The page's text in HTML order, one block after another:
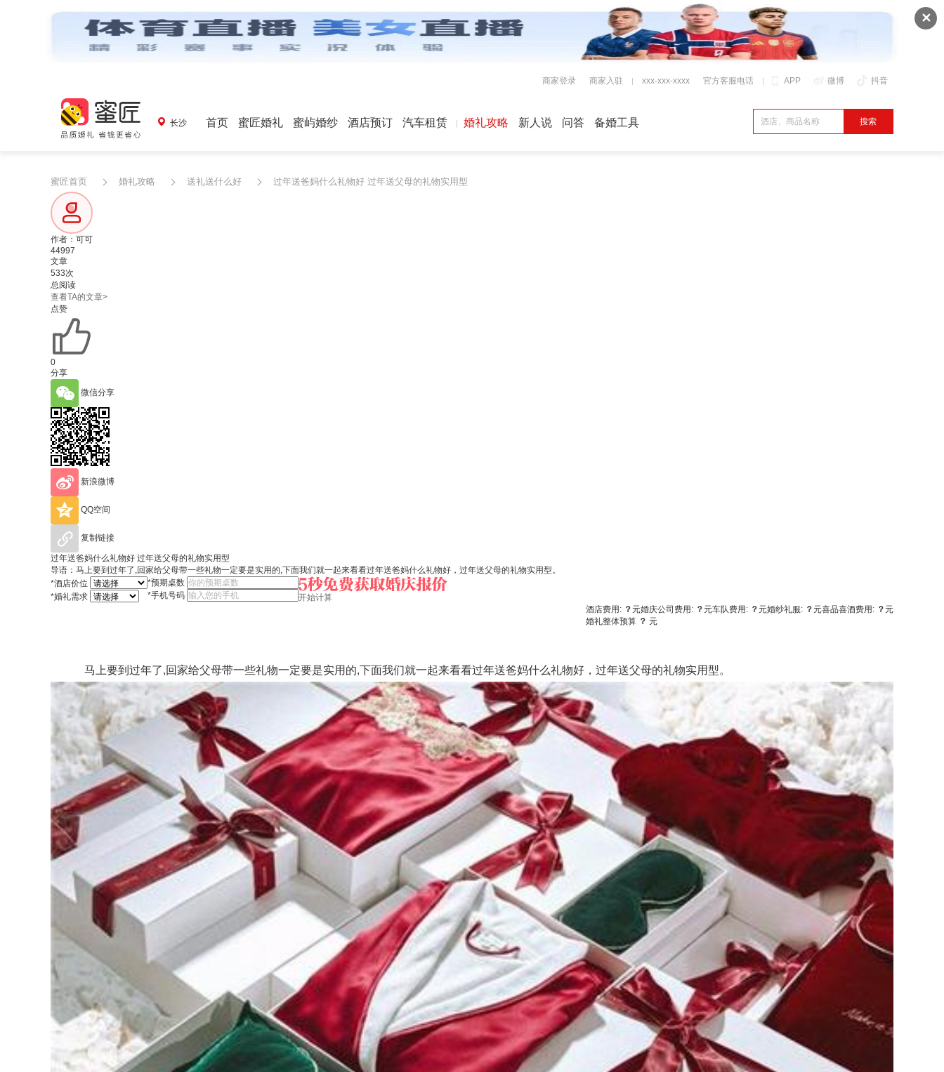
✕
APP 微博 抖音
商家登录 商家入驻 xxx-xxx-xxxx 官方客服电话
长沙 首页 蜜匠婚礼 蜜屿婚纱 酒店预订 汽车租赁 婚礼攻略 新人说 问答 备婚工具
蜜匠首页 婚礼攻略 送礼送什么好 过年送爸妈什么礼物好 过年送父母的礼物实用型
作者：可可
44997
文章
533次
总阅读
查看TA的文章>
点赞
0
分享
微信分享
新浪微博
QQ空间
复制链接
过年送爸妈什么礼物好 过年送父母的礼物实用型
导语：马上要到过年了,回家给父母带一些礼物一定要是实用的,下面我们就一起来看看过年送爸妈什么礼物好，过年送父母的礼物实用型。
*酒店价位
*婚礼需求
*预期桌数
*手机号码
开始计算
酒店费用: ？元婚庆公司费用: ？元车队费用: ？元婚纱礼服: ？元喜品喜酒费用: ？元
婚礼整体预算 ？ 元
马上要到过年了,回家给父母带一些礼物一定要是实用的,下面我们就一起来看看过年送爸妈什么礼物好，过年送父母的礼物实用型。